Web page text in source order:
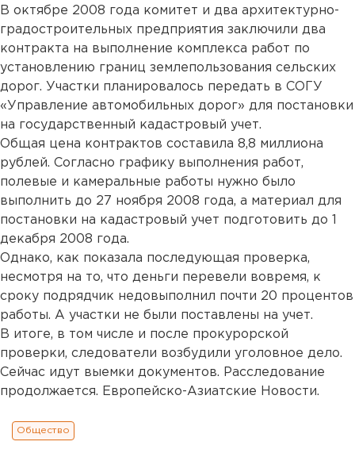
В октябре 2008 года комитет и два архитектурно-
градостроительных предприятия заключили два
контракта на выполнение комплекса работ по
установлению границ землепользования сельских
дорог. Участки планировалось передать в СОГУ
«Управление автомобильных дорог» для постановки
на государственный кадастровый учет.
Общая цена контрактов составила 8,8 миллиона
рублей. Согласно графику выполнения работ,
полевые и камеральные работы нужно было
выполнить до 27 ноября 2008 года, а материал для
постановки на кадастровый учет подготовить до 1
декабря 2008 года.
Однако, как показала последующая проверка,
несмотря на то, что деньги перевели вовремя, к
сроку подрядчик недовыполнил почти 20 процентов
работы. А участки не были поставлены на учет.
В итоге, в том числе и после прокурорской
проверки, следователи возбудили уголовное дело.
Сейчас идут выемки документов. Расследование
продолжается. Европейско-Азиатские Новости.
Общество